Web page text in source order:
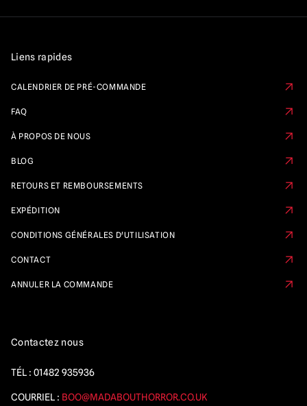
Liens rapides
CALENDRIER DE PRÉ-COMMANDE
FAQ
À PROPOS DE NOUS
BLOG
RETOURS ET REMBOURSEMENTS
EXPÉDITION
CONDITIONS GÉNÉRALES D'UTILISATION
CONTACT
ANNULER LA COMMANDE
Contactez nous
TÉL : 01482 935936
COURRIEL : BOO@MADABOUTHORROR.CO.UK